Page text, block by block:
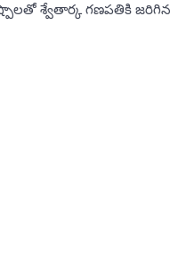
శ్వేతార్క గణపతికి